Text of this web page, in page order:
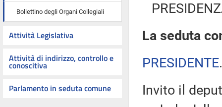
Bollettino degli Organi Collegiali
Attività Legislativa
Attività di indirizzo, controllo e
conoscitiva
Parlamento in seduta comune
La seduta
PRESIDENTE
Invito il